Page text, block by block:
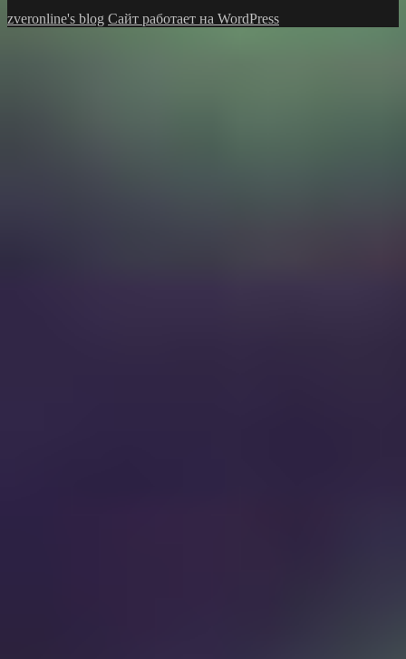
zveronline's blog Сайт работает на WordPress